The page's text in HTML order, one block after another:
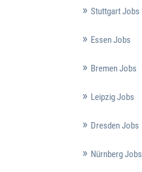
Stuttgart Jobs
Essen Jobs
Bremen Jobs
Leipzig Jobs
Dresden Jobs
Nürnberg Jobs